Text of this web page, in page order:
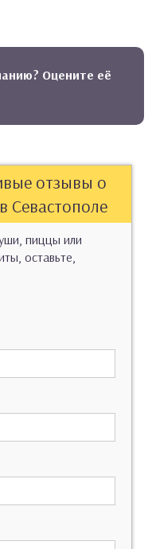
Оцените её
отзывы о
Севастополе
пиццы или
оставьте,